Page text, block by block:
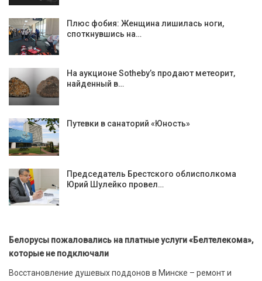
Плюс фобия: Женщина лишилась ноги,
споткнувшись на…
На аукционе Sotheby’s продают метеорит,
найденный в…
Путевки в санаторий «Юность»
Председатель Брестского облисполкома
Юрий Шулейко провел…
Белорусы пожаловались на платные услуги «Белтелекома»,
которые не подключали
Восстановление душевых поддонов в Минске – ремонт и